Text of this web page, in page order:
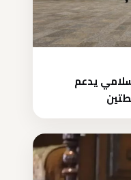
يدعم